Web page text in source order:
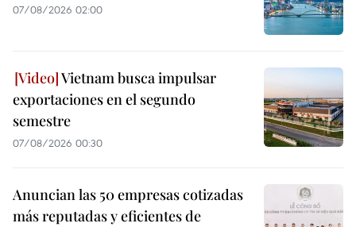
07/08/2026 02:00
Vietnam busca impulsar
exportaciones en el segundo
semestre
07/08/2026 00:30
Anuncian las 50 empresas cotizadas
más reputadas y eficientes de